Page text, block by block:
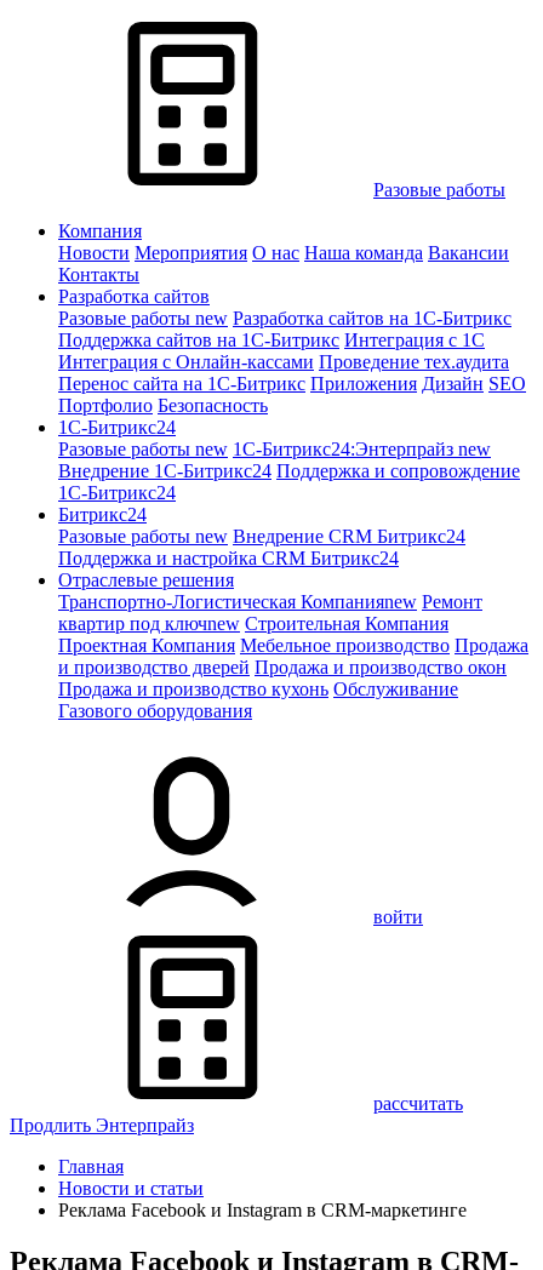
Разовые работы
Компания
Новости Мероприятия О нас Наша команда Вакансии
Контакты
Разработка сайтов
Разовые работы new Разработка сайтов на 1С-Битрикс
Поддержка сайтов на 1С-Битрикс Интеграция с 1С
Интеграция с Онлайн-кассами Проведение тех.аудита
Перенос сайта на 1С-Битрикс Приложения Дизайн SEO
Портфолио Безопасность
1C-Битрикс24
Разовые работы new 1С-Битрикс24:Энтерпрайз new
Внедрение 1C-Битрикс24 Поддержка и сопровождение
1С-Битрикс24
Битрикс24
Разовые работы new Внедрение CRM Битрикс24
Поддержка и настройка CRM Битрикс24
Отраслевые решения
Транспортно-Логистическая Компанияnew Ремонт
квартир под ключnew Строительная Компания
Проектная Компания Мебельное производство Продажа
и производство дверей Продажа и производство окон
Продажа и производство кухонь Обслуживание
Газового оборудования
войти
рассчитать
Продлить Энтерпрайз
Главная
Новости и статьи
Реклама Facebook и Instagram в CRM-маркетинге
Реклама Facebook и Instagram в CRM-